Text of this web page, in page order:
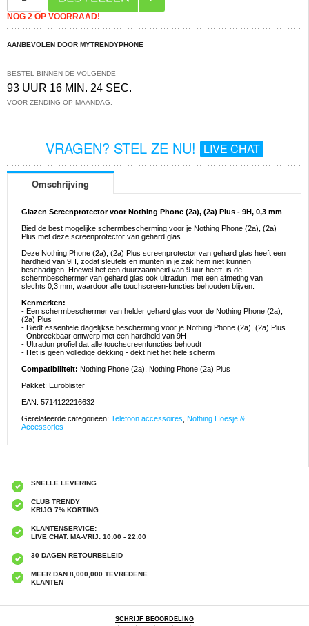
NOG 2 OP VOORRAAD!
AANBEVOLEN DOOR MYTRENDYPHONE
BESTEL BINNEN DE VOLGENDE
93 UUR 16 MIN. 24 SEC.
VOOR ZENDING OP MAANDAG.
VRAGEN? STEL ZE NU! LIVE CHAT
Omschrijving
Glazen Screenprotector voor Nothing Phone (2a), (2a) Plus - 9H, 0,3 mm
Bied de best mogelijke schermbescherming voor je Nothing Phone (2a), (2a)
Plus met deze screenprotector van gehard glas.
Deze Nothing Phone (2a), (2a) Plus screenprotector van gehard glas heeft een
hardheid van 9H, zodat sleutels en munten in je zak hem niet kunnen
beschadigen. Hoewel het een duurzaamheid van 9 uur heeft, is de
schermbeschermer van gehard glas ook ultradun, met een afmeting van
slechts 0,3 mm, waardoor alle touchscreen-functies behouden blijven.
Kenmerken:
- Een schermbeschermer van helder gehard glas voor de Nothing Phone (2a),
(2a) Plus
- Biedt essentiële dagelijkse bescherming voor je Nothing Phone (2a), (2a) Plus
- Onbreekbaar ontwerp met een hardheid van 9H
- Ultradun profiel dat alle touchscreenfuncties behoudt
- Het is geen volledige dekking - dekt niet het hele scherm
Compatibiliteit: Nothing Phone (2a), Nothing Phone (2a) Plus
Pakket: Euroblister
EAN: 5714122216632
Gerelateerde categorieën: Telefoon accessoires
Nothing Hoesje &
Accessories
SNELLE LEVERING
CLUB TRENDY
KRIJG 7% KORTING
KLANTENSERVICE:
LIVE CHAT: MA-VRIJ: 10:00 - 22:00
30 DAGEN RETOURBELEID
MEER DAN 8,000,000 TEVREDENE
KLANTEN
SCHRIJF BEOORDELING